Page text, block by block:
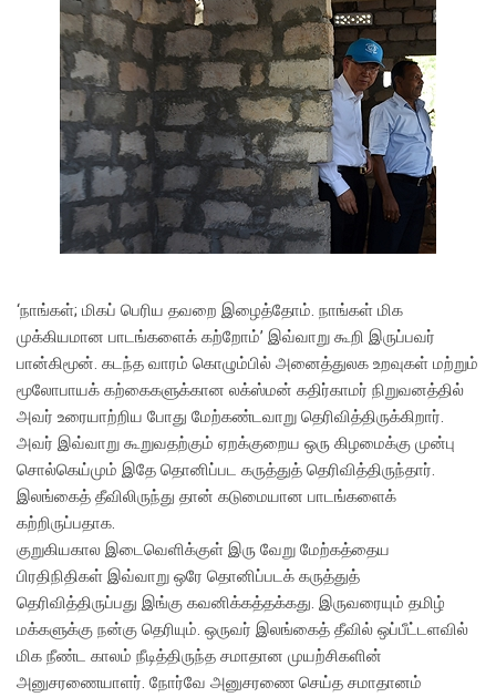
‘நாங்கள்; மிகப் பெரிய தவறை இழைத்தோம். நாங்கள் மிக
முக்கியமான பாடங்களைக் கற்றோம்’ இவ்வாறு கூறி இருப்பவர்
பான்கிமூன். கடந்த வாரம் கொழும்பில் அனைத்துலக உறவுகள் மற்றும்
மூலோபாயக் கற்கைகளுக்கான லக்ஸ்மன் கதிர்காமர் நிறுவனத்தில்
அவர் உரையாற்றிய போது மேற்கண்டவாறு தெரிவித்திருக்கிறார்.
அவர் இவ்வாறு கூறுவதற்கும் ஏறக்குறைய ஒரு கிழமைக்கு முன்பு
சொல்கெய்மும் இதே தொனிப்பட கருத்துத் தெரிவித்திருந்தார்.
இலங்கைத் தீவிலிருந்து தான் கடுமையான பாடங்களைக்
கற்றிருப்பதாக.
குறுகியகால இடைவெளிக்குள் இரு வேறு மேற்கத்தைய
பிரதிநிதிகள் இவ்வாறு ஒரே தொனிப்படக் கருத்துத்
தெரிவித்திருப்பது இங்கு கவனிக்கத்தக்கது. இருவரையும் தமிழ்
மக்களுக்கு நன்கு தெரியும். ஒருவர் இலங்கைத் தீவில் ஒப்பீட்டளவில்
மிக நீண்ட காலம் நீடித்திருந்த சமாதான முயற்சிகளின்
அனுசரணையாளர். நோர்வே அனுசரணை செய்த சமாதானம்